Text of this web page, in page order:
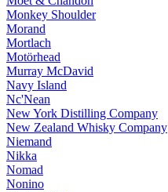
Monkey Shoulder
Morand
Mortlach
Motörhead
Murray McDavid
Navy Island
Nc'Nean
New York Distilling Company
New Zealand Whisky Company
Niemand
Nikka
Nomad
Nonino